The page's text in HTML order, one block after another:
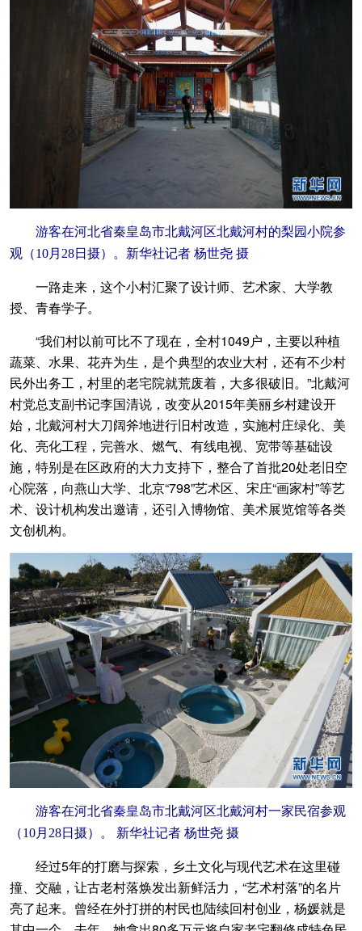
游客在河北省秦皇岛市北戴河区北戴河村的梨园小院参
观（10月28日摄）。新华社记者 杨世尧 摄
一路走来，这个小村汇聚了设计师、艺术家、大学教
授、青春学子。
“我们村以前可比不了现在，全村1049户，主要以种植
蔬菜、水果、花卉为生，是个典型的农业大村，还有不少村
民外出务工，村里的老宅院就荒废着，大多很破旧。”北戴河
村党总支副书记李国清说，改变从2015年美丽乡村建设开
始，北戴河村大刀阔斧地进行旧村改造，实施村庄绿化、美
化、亮化工程，完善水、燃气、有线电视、宽带等基础设
施，特别是在区政府的大力支持下，整合了首批20处老旧空
心院落，向燕山大学、北京“798”艺术区、宋庄“画家村”等艺
术、设计机构发出邀请，还引入博物馆、美术展览馆等各类
文创机构。
游客在河北省秦皇岛市北戴河区北戴河村一家民宿参观
（10月28日摄）。 新华社记者 杨世尧 摄
经过5年的打磨与探索，乡土文化与现代艺术在这里碰
撞、交融，让古老村落焕发出新鲜活力，“艺术村落”的名片
亮了起来。曾经在外打拼的村民也陆续回村创业，杨媛就是